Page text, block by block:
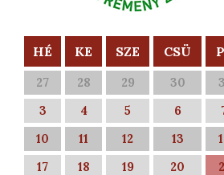
HÉ KE SZE CSÜ
27 28 29 30
3
4 5 6
10
11 12 13
17
18 19 20